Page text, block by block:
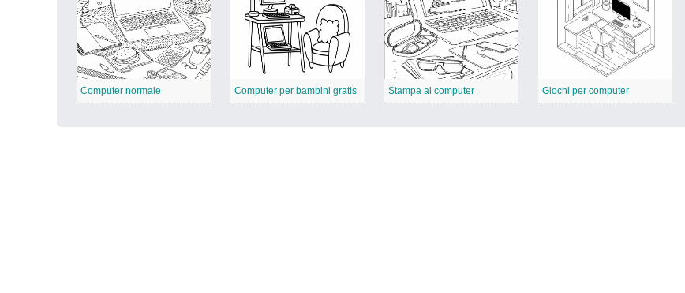
Computer normale Computer per bambini gratis Stampa al computer Giochi per computer